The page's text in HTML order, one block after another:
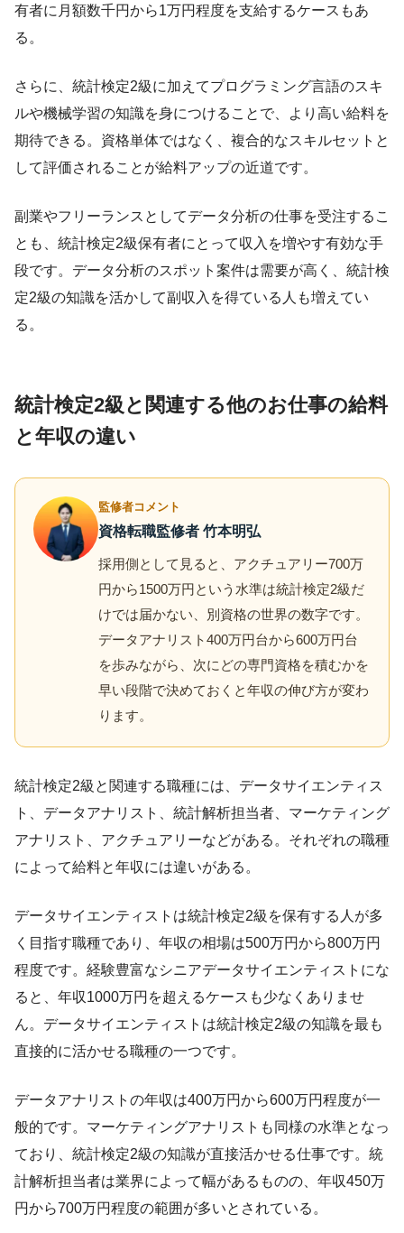
有者に月額数千円から1万円程度を支給するケースもあ
る。
さらに、統計検定2級に加えてプログラミング言語のスキ
ルや機械学習の知識を身につけることで、より高い給料を
期待できる。資格単体ではなく、複合的なスキルセットと
して評価されることが給料アップの近道です。
副業やフリーランスとしてデータ分析の仕事を受注するこ
とも、統計検定2級保有者にとって収入を増やす有効な手
段です。データ分析のスポット案件は需要が高く、統計検
定2級の知識を活かして副収入を得ている人も増えてい
る。
統計検定2級と関連する他のお仕事の給料
と年収の違い
監修者コメント
資格転職監修者 竹本明弘
採用側として見ると、アクチュアリー700万
円から1500万円という水準は統計検定2級だ
けでは届かない、別資格の世界の数字です。
データアナリスト400万円台から600万円台
を歩みながら、次にどの専門資格を積むかを
早い段階で決めておくと年収の伸び方が変わ
ります。
統計検定2級と関連する職種には、データサイエンティス
ト、データアナリスト、統計解析担当者、マーケティング
アナリスト、アクチュアリーなどがある。それぞれの職種
によって給料と年収には違いがある。
データサイエンティストは統計検定2級を保有する人が多
く目指す職種であり、年収の相場は500万円から800万円
程度です。経験豊富なシニアデータサイエンティストにな
ると、年収1000万円を超えるケースも少なくありませ
ん。データサイエンティストは統計検定2級の知識を最も
直接的に活かせる職種の一つです。
データアナリストの年収は400万円から600万円程度が一
般的です。マーケティングアナリストも同様の水準となっ
ており、統計検定2級の知識が直接活かせる仕事です。統
計解析担当者は業界によって幅があるものの、年収450万
円から700万円程度の範囲が多いとされている。